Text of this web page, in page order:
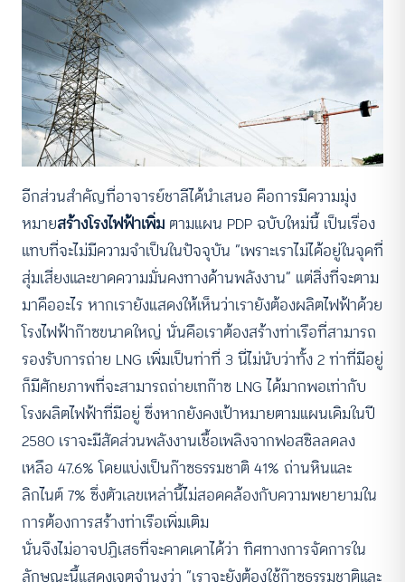
อีกส่วนสำคัญที่อาจารย์ชาลีได้นำเสนอ คือการมีความมุ่ง
หมายสร้างโรงไฟฟ้าเพิ่ม ตามแผน PDP ฉบับใหม่นี้ เป็นเรื่อง
แทบที่จะไม่มีความจำเป็นในปัจจุบัน “เพราะเราไม่ได้อยู่ในจุดที่
สุ่มเสี่ยงและขาดความมั่นคงทางด้านพลังงาน” แต่สิ่งที่จะตาม
มาคืออะไร หากเรายังแสดงให้เห็นว่าเรายังต้องผลิตไฟฟ้าด้วย
โรงไฟฟ้าก๊าซขนาดใหญ่ นั่นคือเราต้องสร้างท่าเรือที่สามารถ
รองรับการถ่าย LNG เพิ่มเป็นท่าที่ 3 นี่ไม่นับว่าทั้ง 2 ท่าที่มีอยู่
ก็มีศักยภาพที่จะสามารถถ่ายเทก๊าซ LNG ได้มากพอเท่ากับ
โรงผลิตไฟฟ้าที่มีอยู่ ซึ่งหากยังคงเป้าหมายตามแผนเดิมในปี
2580 เราจะมีสัดส่วนพลังงานเชื้อเพลิงจากฟอสซิลลดลง
เหลือ 47.6% โดยแบ่งเป็นก๊าซธรรมชาติ 41% ถ่านหินและ
ลิกไนต์ 7% ซึ่งตัวเลขเหล่านี้ไม่สอดคล้องกับความพยายามใน
การต้องการสร้างท่าเรือเพิ่มเติม
นั่นจึงไม่อาจปฏิเสธที่จะคาดเดาได้ว่า ทิศทางการจัดการใน
ลักษณะนี้แสดงเจตจำนงว่า “เราจะยังต้องใช้ก๊าซธรรมชาติและ